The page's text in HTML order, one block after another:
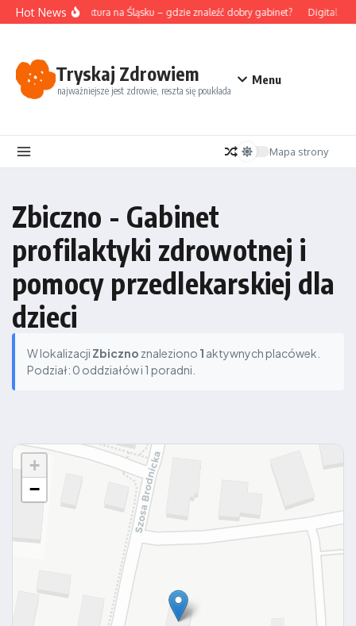
Przejdź do treści
Hot NewsAkupunktura na Śląsku – gdzie znaleźć dobry gabinet? Digital
Tryskaj Zdrowiem
najważniejsze jest zdrowie, reszta się poukłada
Menu
Mapa strony
Zbiczno - Gabinet
profilaktyki zdrowotnej i
pomocy przedlekarskiej dla
dzieci
W lokalizacji Zbiczno znaleziono 1 aktywnych placówek.
Podział: 0 oddziałów i 1 poradni.
+
−